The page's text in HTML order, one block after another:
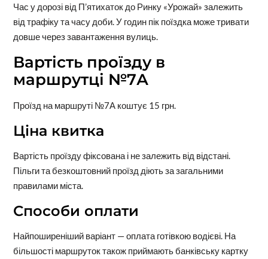
Час у дорозі від П’ятихаток до Ринку «Урожай» залежить
від трафіку та часу доби. У годин пік поїздка може тривати
довше через завантаження вулиць.
Вартість проїзду в
маршрутці №7А
Проїзд на маршруті №7А коштує 15 грн.
Ціна квитка
Вартість проїзду фіксована і не залежить від відстані.
Пільги та безкоштовний проїзд діють за загальними
правилами міста.
Способи оплати
Найпоширеніший варіант — оплата готівкою водієві. На
більшості маршруток також приймають банківську картку